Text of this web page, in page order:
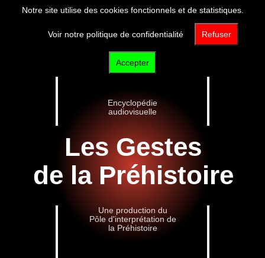
Encyclopédie
audiovisuelle
Les Gestes
de la Préhistoire
Une production du
Pôle d'interprétation de
la Préhistoire
Notre site utilise des cookies fonctionnels et de statistiques.
Voir notre politique de confidentialité Refuser
Accepter